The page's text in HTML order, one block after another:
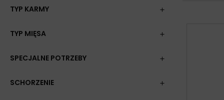
TYP KARMY
TYP MIĘSA
SPECJALNE POTRZEBY
SCHORZENIE